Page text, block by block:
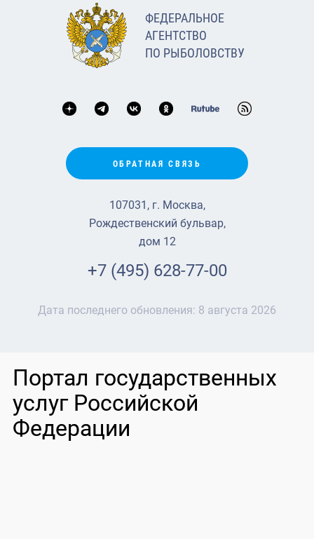
ФЕДЕРАЛЬНОЕ
АГЕНТСТВО
ПО РЫБОЛОВСТВУ
ОБРАТНАЯ СВЯЗЬ
107031, г. Москва,
Рождественский бульвар,
дом 12
+7 (495) 628-77-00
Дата последнего обновления: 8 августа 2026
Портал государственных
услуг Российской
Федерации